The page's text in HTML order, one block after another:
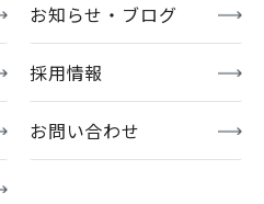
お知らせ・ブログ
採用情報
お問い合わせ